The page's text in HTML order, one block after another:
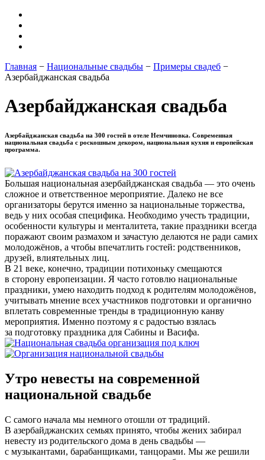
Главная − Национальные свадьбы − Примеры свадеб −
Азербайджанская свадьба
Азербайджанская свадьба
Азербайджанская свадьба на 300 гостей в отеле Немчиновка. Современная
национальная свадьба с роскошным декором, национальная кухня и европейская
программа.
Большая национальная азербайджанская свадьба — это очень
сложное и ответственное мероприятие. Далеко не все
организаторы берутся именно за национальные торжества,
ведь у них особая специфика. Необходимо учесть традиции,
особенности культуры и менталитета, такие праздники всегда
поражают своим размахом и зачастую делаются не ради самих
молодожёнов, а чтобы впечатлить гостей: родственников,
друзей, влиятельных лиц.
В 21 веке, конечно, традиции потихоньку смещаются
в сторону европеизации. Я часто готовлю национальные
праздники, умею находить подход к родителям молодожёнов,
учитывать мнение всех участников подготовки и органично
вплетать современные тренды в традиционную канву
мероприятия. Именно поэтому я с радостью взялась
за подготовку праздника для Сабины и Васифа.
Утро невесты на современной
национальной свадьбе
С самого начала мы немного отошли от традиций.
В азербайджанских семьях принято, чтобы жених забирал
невесту из родительского дома в день свадьбы —
с музыкантами, барабанщиками, танцорами. Мы же решили